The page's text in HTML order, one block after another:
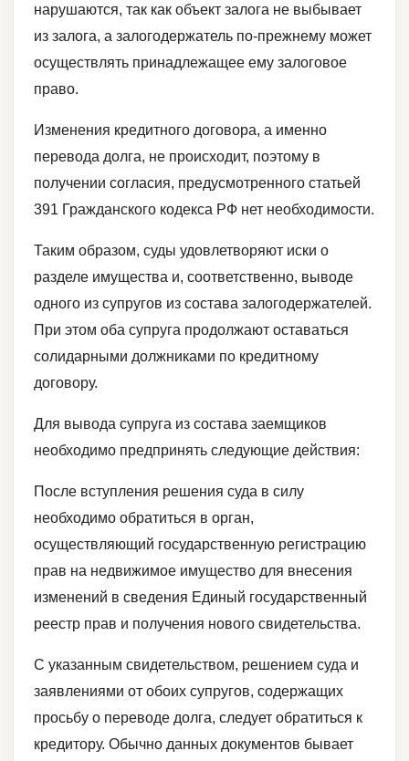
нарушаются, так как объект залога не выбывает
из залога, а залогодержатель по-прежнему может
осуществлять принадлежащее ему залоговое
право.
Изменения кредитного договора, а именно
перевода долга, не происходит, поэтому в
получении согласия, предусмотренного статьей
391 Гражданского кодекса РФ нет необходимости.
Таким образом, суды удовлетворяют иски о
разделе имущества и, соответственно, выводе
одного из супругов из состава залогодержателей.
При этом оба супруга продолжают оставаться
солидарными должниками по кредитному
договору.
Для вывода супруга из состава заемщиков
необходимо предпринять следующие действия:
После вступления решения суда в силу
необходимо обратиться в орган,
осуществляющий государственную регистрацию
прав на недвижимое имущество для внесения
изменений в сведения Единый государственный
реестр прав и получения нового свидетельства.
С указанным свидетельством, решением суда и
заявлениями от обоих супругов, содержащих
просьбу о переводе долга, следует обратиться к
кредитору. Обычно данных документов бывает